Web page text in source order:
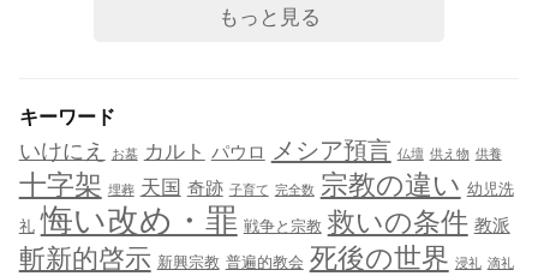
もっと見る
キーワード
いけにえ お墓 カルト パウロ メシア預言 仏壇 供え物 供養
十字架 埋葬 天国 奇跡 子育て 完全数 宗教の違い 幼児洗
礼 悔い改め・罪 戦争と宗教 救いの条件 教派
斬新的啓示 新興宗教 普遍的教会 死後の世界 浸礼 滴礼